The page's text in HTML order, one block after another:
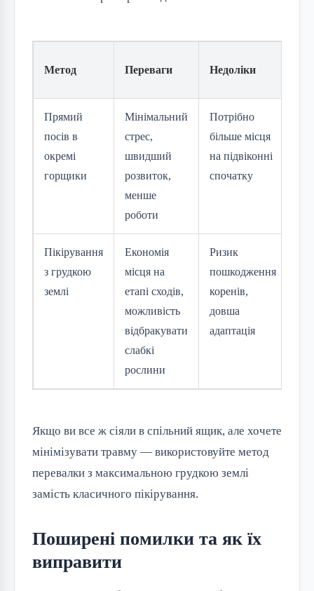
Метод Переваги Недоліки
Прямий
посів в
окремі
горщики
Мінімальний
стрес,
швидший
розвиток,
менше
роботи
Потрібно
більше місця
на підвіконні
спочатку
Пікірування
з грудкою
землі
Економія
місця на
етапі сходів,
можливість
відбракувати
слабкі
рослини
Ризик
пошкодження
коренів,
довша
адаптація
Якщо ви все ж сіяли в спільний ящик, але хочете
мінімізувати травму — використовуйте метод
перевалки з максимальною грудкою землі
замість класичного пікірування.
Поширені помилки та як їх
виправити